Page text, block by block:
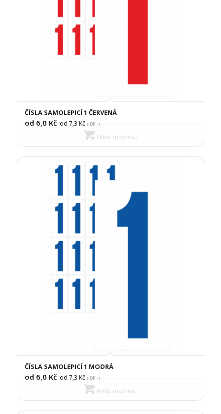
ČÍSLA SAMOLEPICÍ 1 ČERVENÁ
od 6,0 Kč (od 7,3 Kčs DPH)
Výběr možností
ČÍSLA SAMOLEPICÍ 1 MODRÁ
od 6,0 Kč (od 7,3 Kčs DPH)
Výběr možností